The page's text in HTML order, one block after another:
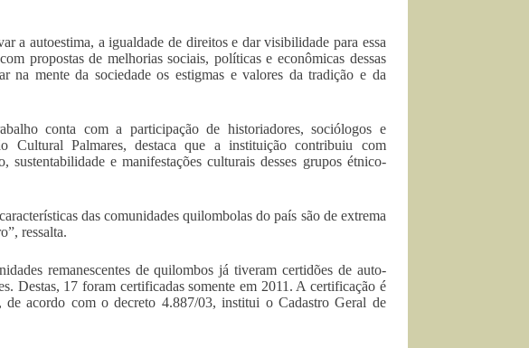
a autoestima, a igualdade de direitos e dar visibilidade para essa
propostas de melhorias sociais, políticas e econômicas dessas
na mente da sociedade os estigmas e valores da tradição e da
conta com a participação de historiadores, sociólogos e
Cultural Palmares, destaca que a instituição contribuiu com
e manifestações culturais desses grupos étnico-
das comunidades quilombolas do país são de extrema
ressalta.
remanescentes de quilombos já tiveram certidões de auto-
Destas, 17 foram certificadas somente em 2011. A certificação é
acordo com o decreto 4.887/03, institui o Cadastro Geral de